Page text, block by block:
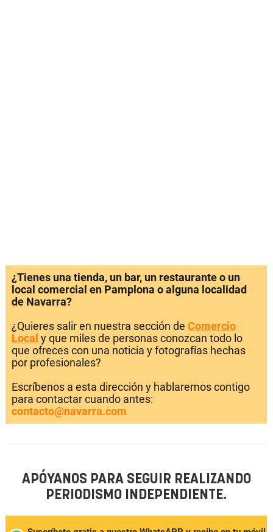
¿Tienes una tienda, un bar, un restaurante o un
local comercial en Pamplona o alguna localidad
de Navarra?
¿Quieres salir en nuestra sección de Comercio
Local y que miles de personas conozcan todo lo
que ofreces con una noticia y fotografías hechas
por profesionales?
Escríbenos a esta dirección y hablaremos contigo
para contactar cuando antes:
contacto@navarra.com
APÓYANOS PARA SEGUIR REALIZANDO
PERIODISMO INDEPENDIENTE.